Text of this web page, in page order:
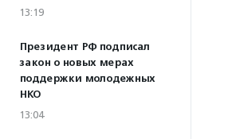
13:19
Президент РФ подписал
закон о новых мерах
поддержки молодежных
НКО
13:04